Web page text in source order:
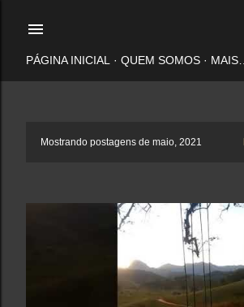
PÁGINA INICIAL QUEM SOMOS MAIS…
Mostrando postagens de maio, 2021